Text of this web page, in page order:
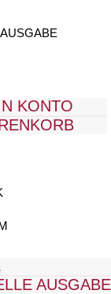
KONTO
AUSGABE